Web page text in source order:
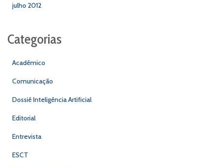
julho 2012
Categorias
Acadêmico
Comunicação
Dossiê Inteligência Artificial
Editorial
Entrevista
ESCT